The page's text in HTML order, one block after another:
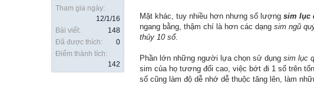
Tham gia ngày:
12/1/16
Bài viết:
148
Đã được thích:
0
Điểm thành tích:
142
Mặt khác, tuy nhiều hơn nhưng số lượng sim lục
ngang bằng, thậm chí là hơn các dạng sim ngũ
thủy 10 số.
Phần lớn những người lựa chọn sử dụng sim lục
sim của họ tương đối cao, việc bớt đi 1 số trên
số cũng làm độ dễ nhớ dễ thuộc tăng lên, làm